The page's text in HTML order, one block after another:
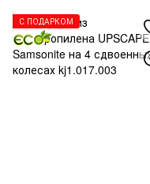
С ПОДАРКОМ